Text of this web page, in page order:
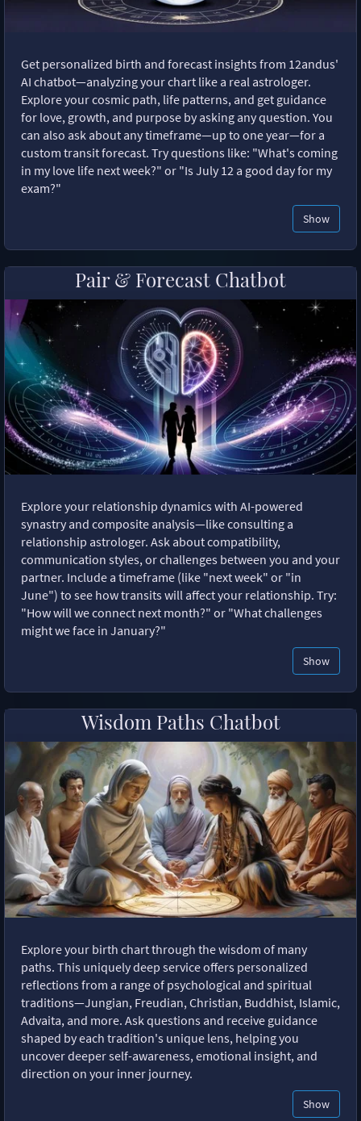
Get personalized birth and forecast insights from 12andus'
AI chatbot—analyzing your chart like a real astrologer.
Explore your cosmic path, life patterns, and get guidance
for love, growth, and purpose by asking any question. You
can also ask about any timeframe—up to one year—for a
custom transit forecast. Try questions like: "What's coming
in my love life next week?" or "Is July 12 a good day for my
exam?"
Show
Pair & Forecast Chatbot
Explore your relationship dynamics with AI-powered
synastry and composite analysis—like consulting a
relationship astrologer. Ask about compatibility,
communication styles, or challenges between you and your
partner. Include a timeframe (like "next week" or "in
June") to see how transits will affect your relationship. Try:
"How will we connect next month?" or "What challenges
might we face in January?"
Show
Wisdom Paths Chatbot
Explore your birth chart through the wisdom of many
paths. This uniquely deep service offers personalized
reflections from a range of psychological and spiritual
traditions—Jungian, Freudian, Christian, Buddhist, Islamic,
Advaita, and more. Ask questions and receive guidance
shaped by each tradition's unique lens, helping you
uncover deeper self-awareness, emotional insight, and
direction on your inner journey.
Show